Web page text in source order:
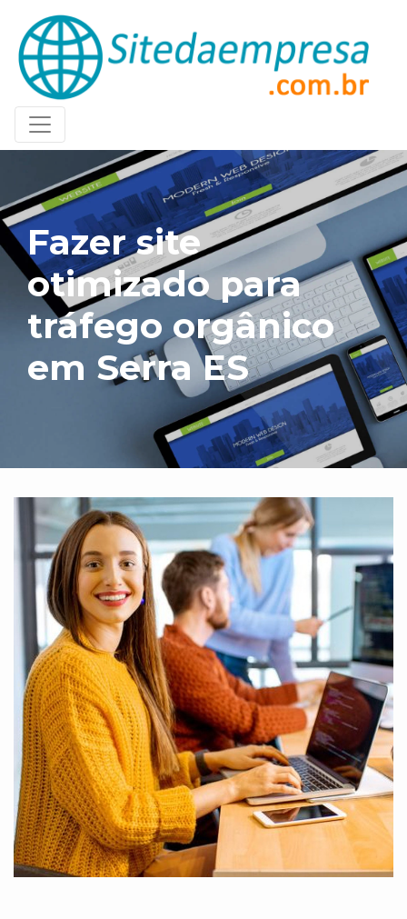
Fazer site
otimizado para
tráfego orgânico
em Serra ES